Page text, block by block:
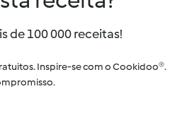
de 100 000 receitas!
Inspire-se com o Cookidoo®.